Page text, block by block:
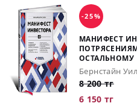
-25%
МАНИФЕСТ
ОСТАЛЬНОМУ
Бернстайн
8 200 тг
6 150 тг